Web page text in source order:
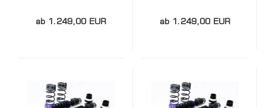
ab 1.249,00 EUR ab 1.249,00 EUR